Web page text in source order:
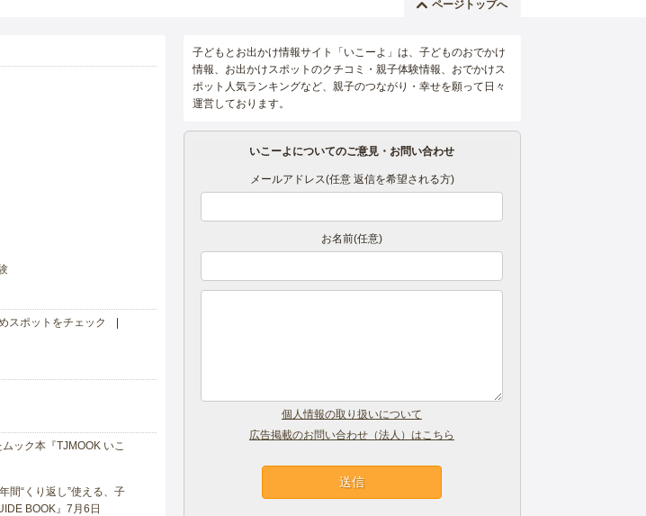
ページトップへ
スポットをチェック
ック本『TJMOOK いこ
間“くり返し”使える、子
BOOK』7月6日
子どもとお出かけ情報サイト「いこーよ」は、子どものおでかけ
情報、お出かけスポットのクチコミ・親子体験情報、おでかけス
ポット人気ランキングなど、親子のつながり・幸せを願って日々
運営しております。
いこーよについてのご意見・お問い合わせ
メールアドレス(任意 返信を希望される方)
お名前(任意)
個人情報の取り扱いについて
広告掲載のお問い合わせ（法人）はこちら